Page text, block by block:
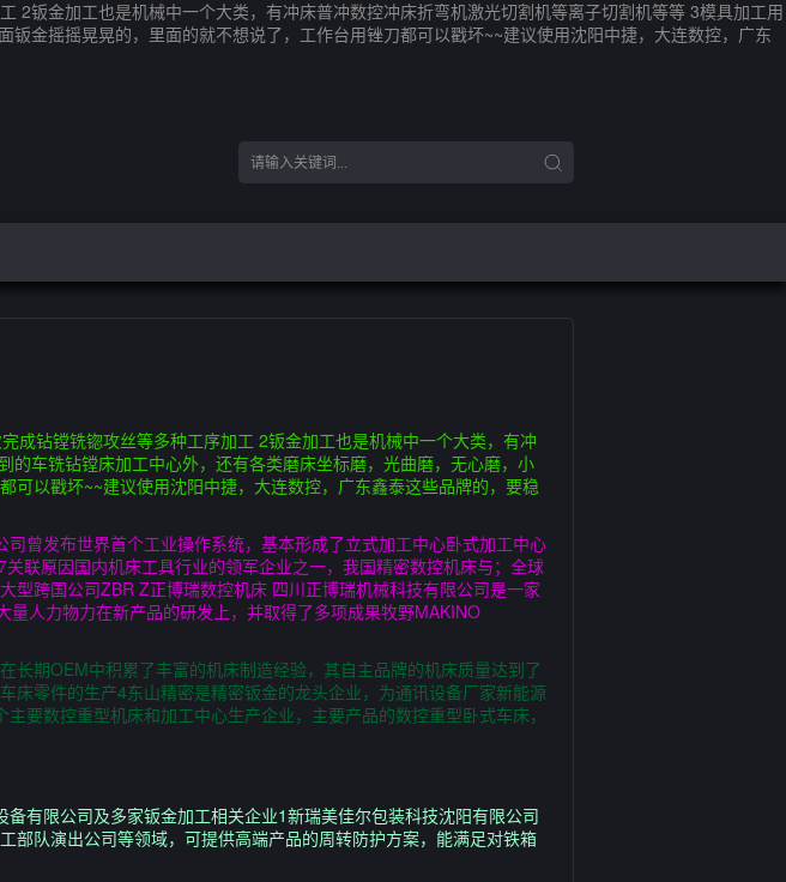
钣金加工也是机械中一个大类，有冲床普冲数控冲床折弯机激光切割机等离子切割机等等 3模具加工用
金摇摇晃晃的，里面的就不想说了，工作台用锉刀都可以戳坏~~建议使用沈阳中捷，大连数控，广东
成钻镗铣锪攻丝等多种工序加工 2钣金加工也是机械中一个大类，有冲
车铣钻镗床加工中心外，还有各类磨床坐标磨，光曲磨，无心磨，小
以戳坏~~建议使用沈阳中捷，大连数控，广东鑫泰这些品牌的，要稳
曾发布世界首个工业操作系统，基本形成了立式加工中心卧式加工中心
联原因国内机床工具行业的领军企业之一，我国精密数控机床与；全球
跨国公司ZBR Z正博瑞数控机床 四川正博瑞机械科技有限公司是一家
量人力物力在新产品的研发上，并取得了多项成果牧野MAKINO
期OEM中积累了丰富的机床制造经验，其自主品牌的机床质量达到了
零件的生产4东山精密是精密钣金的龙头企业，为通讯设备厂家新能源
要数控重型机床和加工中心生产企业，主要产品的数控重型卧式车床，
有限公司及多家钣金加工相关企业1新瑞美佳尔包装科技沈阳有限公司
部队演出公司等领域，可提供高端产品的周转防护方案，能满足对铁箱